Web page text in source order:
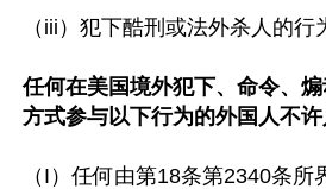
（iii）犯下酷刑或法外杀人的行
任何在美国境外犯下、命令、
方式参与以下行为的外国人不许
（I）任何由第18条第2340条